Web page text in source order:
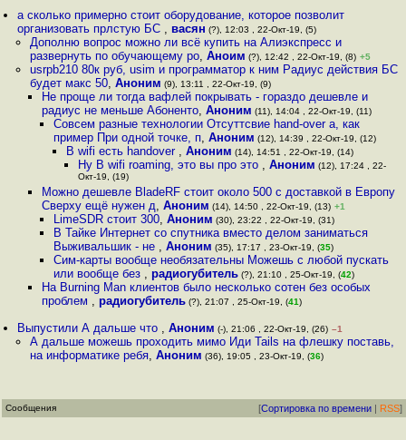
а сколько примерно стоит оборудование, которое позволит
организовать прлстую БС , васян (?), 12:03 , 22-Окт-19, (5)
Дополню вопрос можно ли всё купить на Алиэкспресс и
развернуть по обучающему ро, Аноим (?), 12:42 , 22-Окт-19, (8) +5
usrpb210 80к руб, usim и программатор к ним Радиус действия БС
будет макс 50, Аноним (9), 13:11 , 22-Окт-19, (9)
Не проще ли тогда вафлей покрывать - гораздо дешевле и
радиус не меньше Абоненто, Аноним (11), 14:04 , 22-Окт-19, (11)
Совсем разные технологии Отсуттсвие hand-over а, как
пример При одной точке, п,Аноним (12), 14:39 , 22-Окт-19, (12)
В wifi есть handover , Аноним (14), 14:51 , 22-Окт-19, (14)
Ну В wifi roaming, это вы про это , Аноним (12), 17:24 , 22-
Окт-19, (19)
Можно дешевле BladeRF стоит около 500 с доставкой в Европу
Сверху ещё нужен д, Аноним (14), 14:50 , 22-Окт-19, (13) +1
LimeSDR стоит 300,Аноним (30), 23:22 , 22-Окт-19, (31)
В Тайке Интернет со спутника вместо делом заниматься
Выживальшик - не ,Аноним (35), 17:17 , 23-Окт-19, (35)
Сим-карты вообще необязательны Можешь с любой пускать
или вообще без ,радиогубитель (?), 21:10 , 25-Окт-19, (42)
На Burning Man клиентов было несколько сотен без особых
проблем , радиогубитель(?), 21:07 , 25-Окт-19, (41)
Выпустили А дальше что ,Аноним (-), 21:06 , 22-Окт-19, (26) –1
А дальше можешь проходить мимо Иди Tails на флешку поставь,
на информатике ребя, Аноним (36), 19:05 , 23-Окт-19, (36)
Сообщения [Сортировка по времени | RSS]